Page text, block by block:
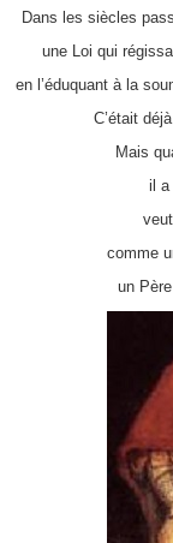
Dans les siècles
une Loi qui
en l’éduquant à la
C’était
Mais
il a
comme
un